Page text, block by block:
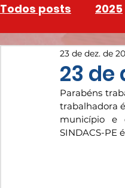
Todos posts 2025
INSTAGRAM
23 de
23 de dez. de
Parabéns
trabalhadora
município e
SINDACS-PE